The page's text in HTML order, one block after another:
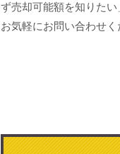
ず売却可能額を知りたい
お気軽にお問い合わせく